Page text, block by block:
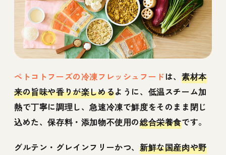
ペトコトフーズの冷凍フレッシュフードは、素材本
来の旨味や香りが楽しめるように、低温スチーム加
熱で丁寧に調理し、急速冷凍で鮮度をそのまま閉じ
込めた、保存料・添加物不使用の総合栄養食です。
グルテン・グレインフリーかつ、新鮮な国産肉や野